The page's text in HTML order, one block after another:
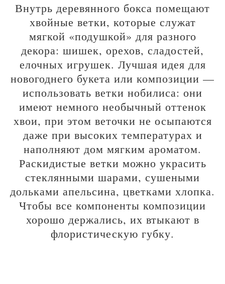
Внутрь деревянного бокса помещают
хвойные ветки, которые служат
мягкой «подушкой» для разного
декора: шишек, орехов, сладостей,
елочных игрушек. Лучшая идея для
новогоднего букета или композиции —
использовать ветки нобилиса: они
имеют немного необычный оттенок
хвои, при этом веточки не осыпаются
даже при высоких температурах и
наполняют дом мягким ароматом.
Раскидистые ветки можно украсить
стеклянными шарами, сушеными
дольками апельсина, цветками хлопка.
Чтобы все компоненты композиции
хорошо держались, их втыкают в
флористическую губку.